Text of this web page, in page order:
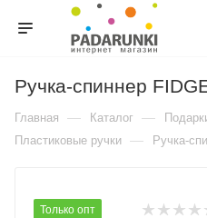
Ручка-спиннер
Главная — Каталог —
Пластиковые ручки — Ручка-
Только опт